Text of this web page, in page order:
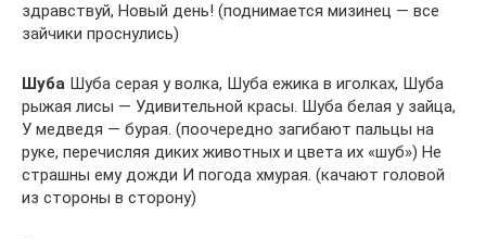
здравствуй, Новый день! (поднимается мизинец — все
зайчики проснулись)
Шуба Шуба серая у волка, Шуба ежика в иголках, Шуба
рыжая лисы — Удивительной красы. Шуба белая у зайца,
У медведя — бурая. (поочередно загибают пальцы на
руке, перечисляя диких животных и цвета их «шуб») Не
страшны ему дожди И погода хмурая. (качают головой
из стороны в сторону)